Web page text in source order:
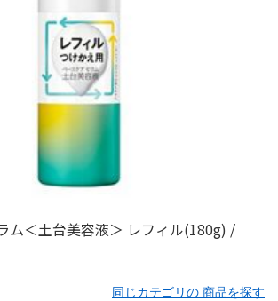
同じカテゴリの 商品を探す